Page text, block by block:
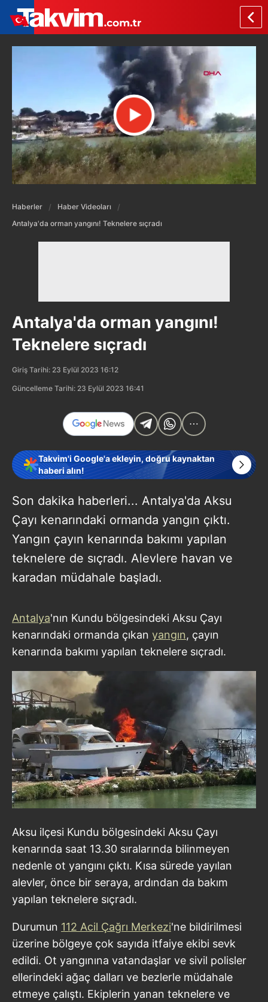
Haberler
Haber Videoları
Antalya'da orman yangını! Teknelere sıçradı
Antalya'da orman yangını!
Teknelere sıçradı
Giriş Tarihi: 23 Eylül 2023 16:12
Güncelleme Tarihi: 23 Eylül 2023 16:41
Takvim'i Google'a ekleyin, doğru kaynaktan
haberi alın!
Son dakika haberleri... Antalya'da Aksu
Çayı kenarındaki ormanda yangın çıktı.
Yangın çayın kenarında bakımı yapılan
teknelere de sıçradı. Alevlere havan ve
karadan müdahale başladı.
Antalya'nın Kundu bölgesindeki Aksu Çayı
kenarındaki ormanda çıkan yangın, çayın
kenarında bakımı yapılan teknelere sıçradı.
Aksu ilçesi Kundu bölgesindeki Aksu Çayı
kenarında saat 13.30 sıralarında bilinmeyen
nedenle ot yangını çıktı. Kısa sürede yayılan
alevler, önce bir seraya, ardından da bakım
yapılan teknelere sıçradı.
Durumun 112 Acil Çağrı Merkezi'ne bildirilmesi
üzerine bölgeye çok sayıda itfaiye ekibi sevk
edildi. Ot yangınına vatandaşlar ve sivil polisler
ellerindeki ağaç dalları ve bezlerle müdahale
etmeye çalıştı. Ekiplerin yanan teknelere ve